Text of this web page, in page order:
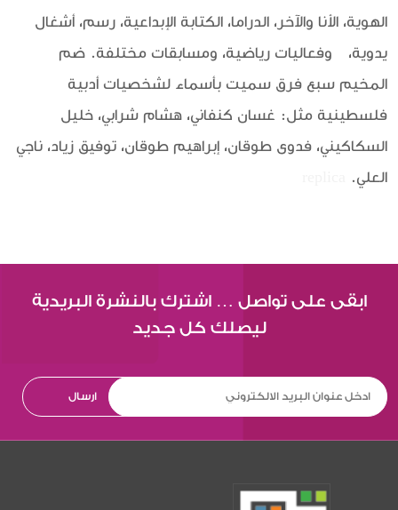
الهوية، الأنا والآخر، الدراما، الكتابة الإبداعية، رسم، أشغال
يدوية، وفعاليات رياضية، ومسابقات مختلفة. ضم
المخيم سبع فرق سميت بأسماء لشخصيات أدبية
فلسطينية مثل: غسان كنفاني، هشام شرابي، خليل
السكاكيني، فدوى طوقان، إبراهيم طوقان، توفيق زياد، ناجي
العلي.
ابقى على تواصل … اشترك بالنشرة البريدية
ليصلك كل جديد